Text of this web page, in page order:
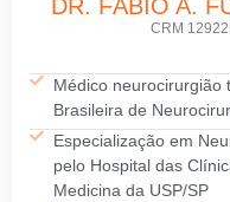
DR. FÁBIO A.
CRM
Médico neurocirurgião
Brasileira de
Especialização em
pelo Hospital das
Medicina da USP/SP